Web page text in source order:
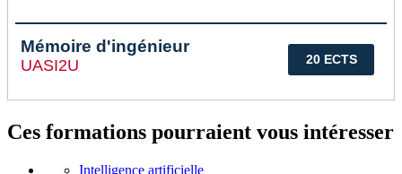
20 ECTS
Mémoire d'ingénieur
UASI2U
Ces formations pourraient vous intéresser
Intelligence artificielle